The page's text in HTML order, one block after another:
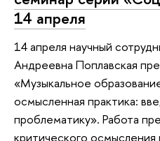
14 апреля
14 апреля научный
Андреевна Поплавская
«Музыкальное
осмысленная практика:
проблематику». Работа
критического